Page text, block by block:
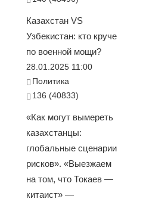
Казахстан VS
Узбекистан: кто круче
по военной мощи?
28.01.2025 11:00
Политика
136 (40833)
«Как могут вымереть
казахстанцы:
глобальные сценарии
рисков». «Выезжаем
на том, что Токаев —
китаист» —